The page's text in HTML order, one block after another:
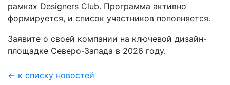
рамках Designers Club. Программа активно
формируется, и список участников пополняется.
Заявите о своей компании на ключевой дизайн-
площадке Северо-Запада в 2026 году.
← к списку новостей